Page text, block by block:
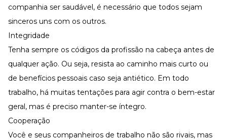
companhia ser saudável, é necessário que todos sejam
sinceros uns com os outros.
Integridade
Tenha sempre os códigos da profissão na cabeça antes de
qualquer ação. Ou seja, resista ao caminho mais curto ou
de benefícios pessoais caso seja antiético. Em todo
trabalho, há muitas tentações para agir contra o bem-estar
geral, mas é preciso manter-se íntegro.
Cooperação
Você e seus companheiros de trabalho não são rivais, mas